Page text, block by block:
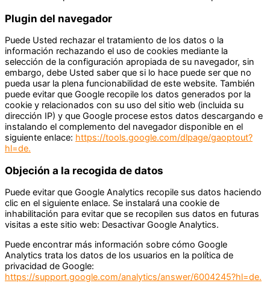
Plugin del navegador
Puede Usted rechazar el tratamiento de los datos o la
información rechazando el uso de cookies mediante la
selección de la configuración apropiada de su navegador, sin
embargo, debe Usted saber que si lo hace puede ser que no
pueda usar la plena funcionabilidad de este website. También
puede evitar que Google recopile los datos generados por la
cookie y relacionados con su uso del sitio web (incluida su
dirección IP) y que Google procese estos datos descargando e
instalando el complemento del navegador disponible en el
siguiente enlace: https://tools.google.com/dlpage/gaoptout?
hl=de.
Objeción a la recogida de datos
Puede evitar que Google Analytics recopile sus datos haciendo
clic en el siguiente enlace. Se instalará una cookie de
inhabilitación para evitar que se recopilen sus datos en futuras
visitas a este sitio web: Desactivar Google Analytics.
Puede encontrar más información sobre cómo Google
Analytics trata los datos de los usuarios en la política de
privacidad de Google:
https://support.google.com/analytics/answer/6004245?hl=de.